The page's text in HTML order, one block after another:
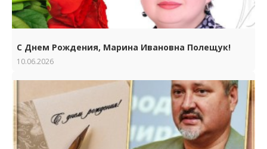
С Днем Рождения, Марина Ивановна Полещук!
10.06.2026